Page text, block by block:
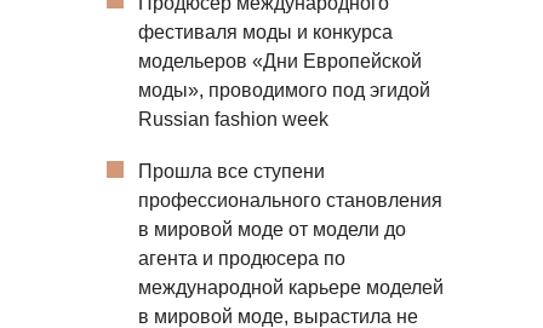
фестиваля моды и конкурса
модельеров «Дни Европейской
моды», проводимого под эгидой
Russian fashion week
Прошла все ступени
профессионального становления
в мировой моде от модели до
агента и продюсера по
международной карьере моделей
в мировой моде, вырастила не